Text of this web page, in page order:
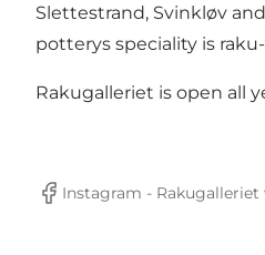
Slettestrand, Svinkløv
potterys speciality is
Rakugalleriet is open all
Facebook
Instagram - Rakugalleriet